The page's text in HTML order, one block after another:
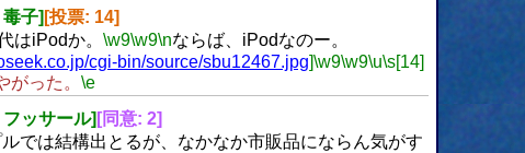
毒子] [投票: 14]
はiPodか。 \w9\w9\nならば、iPodなのー。
cgi-bin/source/sbu12467.jpg]\w9\w9\u\s[14]
がった。 \e
フッサール] [同意: 2]
では結構出とるが、なかなか市販品にならん気がす